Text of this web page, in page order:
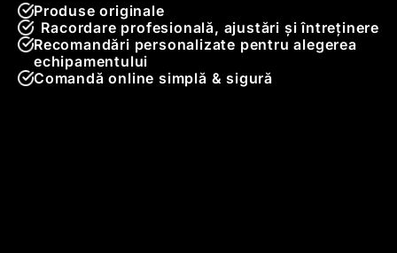
Produse originale
Racordare profesională, ajustări și întreținere
Recomandări personalizate pentru alegerea
echipamentului
Comandă online simplă & sigură